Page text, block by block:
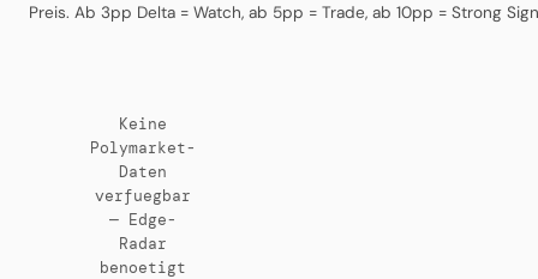
Preis. Ab 3pp Delta = Watch, ab 5pp = Trade, ab 10pp = Strong
Keine
Polymarket-
Daten
verfuegbar
— Edge-
Radar
benoetigt